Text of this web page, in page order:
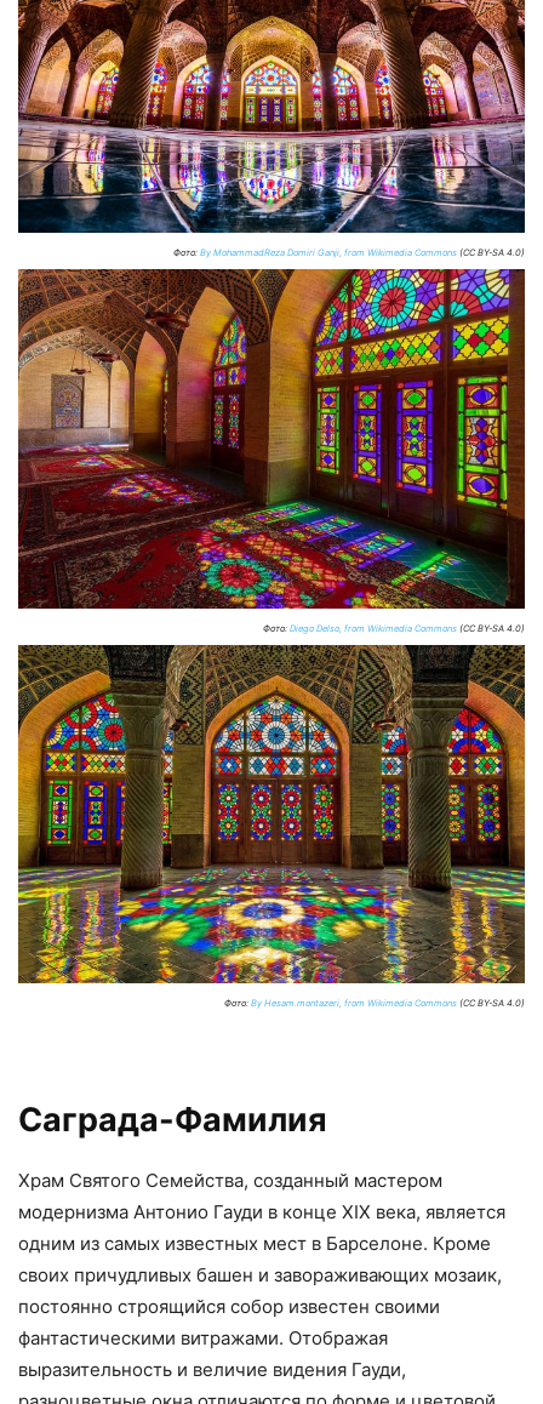
Фото: By MohammadReza Domiri Ganji, from Wikimedia Commons (CC BY-SA 4.0)
Фото: Diego Delso, from Wikimedia Commons (CC BY-SA 4.0)
Фото: By Hesam.montazeri, from Wikimedia Commons (CC BY-SA 4.0)
Саграда-Фамилия
Храм Святого Семейства, созданный мастером
модернизма Антонио Гауди в конце XIX века, является
одним из самых известных мест в Барселоне. Кроме
своих причудливых башен и завораживающих мозаик,
постоянно строящийся собор известен своими
фантастическими витражами. Отображая
выразительность и величие видения Гауди,